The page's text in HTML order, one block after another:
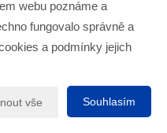
WEB MAKLÉŘE
© 2026
webu poznáme a
fungovalo správně a
a podmínky jejich
Souhlasím
vše